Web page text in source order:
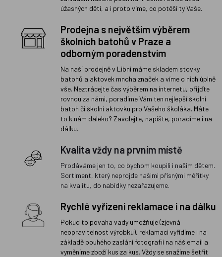
úžasných dětí, a i proto víme, co potěší ty Vaše.
Prodejna s největším výběrem
školních batohů v Praze a
odborným poradenstvím
Na naší prodejně v Libni máme skladem stovky
batohů a aktovek mnoha značek a víme o nich úplně
vše. Neztrácejte čas výběrem na internetu, přijďte
rovnou za námi, poradíme Vám ten nejlepší školní
batoh či školní aktovku pro Vašeho školáka. Máte
to k nám daleko? Zavolejte, napište, poradíme i na
dálku.
Kvalita vždy na prvním místě
Prodáváme jen to, co bychom koupili i našim dětem.
Sortiment, který neprojde našimi přísnými měřítky
na kvalitu, do nabídky nezařazujeme.
Rychlé vyřízení reklamace i na dálku
Pokud to povaha vady umožňuje (zjevná
neopravitelnost výrobku), reklamaci vyřídíme i na
základě pouhého zaslání fotografií na náš email a
vyměníme zboží kus za kus. Vždy se snažíme šetřit